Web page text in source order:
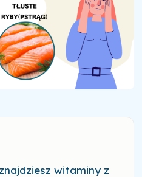
witaminy z